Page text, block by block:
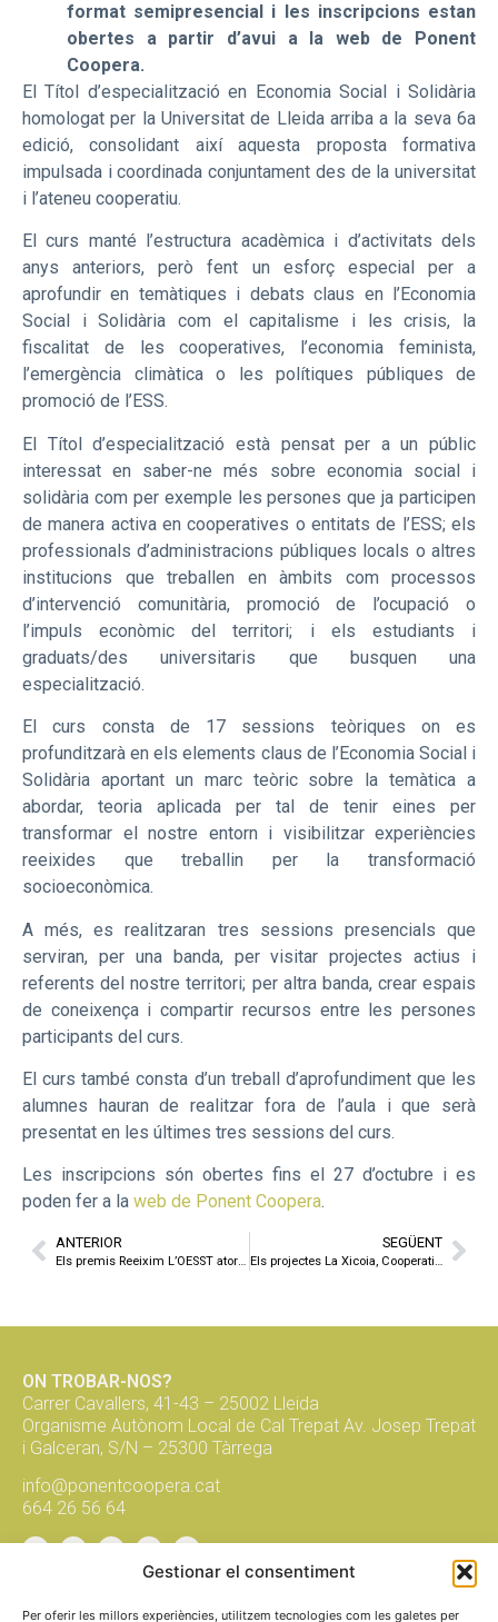
Gestionar el consentiment
Per oferir les millors experiències, utilitzem tecnologies com les galetes per
format semipresencial i les inscripcions estan
obertes a partir d’avui a la web de Ponent
Coopera.
El Títol d’especialització en Economia Social i Solidària
homologat per la Universitat de Lleida arriba a la seva 6a
edició, consolidant així aquesta proposta formativa
impulsada i coordinada conjuntament des de la universitat
i l’ateneu cooperatiu.
El curs manté l’estructura acadèmica i d’activitats dels
anys anteriors, però fent un esforç especial per a
aprofundir en temàtiques i debats claus en l’Economia
Social i Solidària com el capitalisme i les crisis, la
fiscalitat de les cooperatives, l’economia feminista,
l’emergència climàtica o les polítiques públiques de
promoció de l’ESS.
El Títol d’especialització està pensat per a un públic
interessat en saber-ne més sobre economia social i
solidària com per exemple les persones que ja participen
de manera activa en cooperatives o entitats de l’ESS; els
professionals d’administracions públiques locals o altres
institucions que treballen en àmbits com processos
d’intervenció comunitària, promoció de l’ocupació o
l’impuls econòmic del territori; i els estudiants i
graduats/des universitaris que busquen una
especialització.
El curs consta de 17 sessions teòriques on es
profunditzarà en els elements claus de l’Economia Social i
Solidària aportant un marc teòric sobre la temàtica a
abordar, teoria aplicada per tal de tenir eines per
transformar el nostre entorn i visibilitzar experiències
reeixides que treballin per la transformació
socioeconòmica.
A més, es realitzaran tres sessions presencials que
serviran, per una banda, per visitar projectes actius i
referents del nostre territori; per altra banda, crear espais
de coneixença i compartir recursos entre les persones
participants del curs.
El curs també consta d’un treball d’aprofundiment que les
alumnes hauran de realitzar fora de l’aula i que serà
presentat en les últimes tres sessions del curs.
Les inscripcions són obertes fins el 27 d’octubre i es
poden fer a la web de Ponent Coopera.
ANTERIOR
Els premis Reeixim L’OESST atorgaran fins a 14.000 euros per a nous projectes cooperatius
SEGÜENT
Els projectes La Xicoia, Cooperativa Pagesa Ecològica i MonGaia Cooperativa Biocosmètica guanyen els Premis Reeixim L’OESST 2023
ON TROBAR-NOS?
Carrer Cavallers, 41-43 – 25002 Lleida
Organisme Autònom Local de Cal Trepat Av. Josep Trepat
i Galceran, S/N – 25300 Tàrrega
info@ponentcoopera.cat
664 26 56 64
Suma't a la xarxa, subscriu-te al
butlletí!